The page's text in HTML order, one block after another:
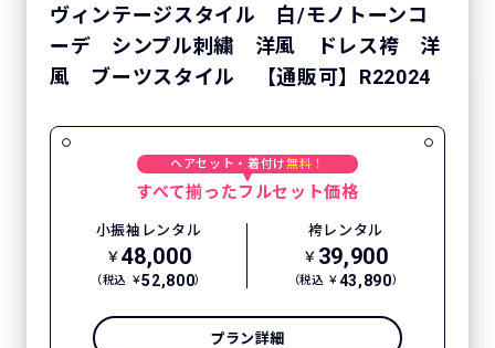
ヴィンテージスタイル 白/モノトーンコ
ーデ シンプル刺繍 洋風 ドレス袴 洋
風 ブーツスタイル 【通販可】R22024
ヘアセット・着付け無料！
すべて揃ったフルセット価格
小振袖レンタル
￥ 48,000
（税込 ￥52,800）
袴レンタル
￥ 39,900
（税込 ￥43,890）
プラン詳細